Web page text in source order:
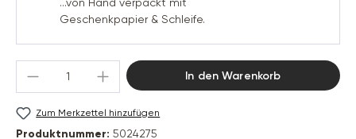
Geschenkpapier & Schleife.
Produkt Anzahl: Gib den gewünschten
In den Warenkorb
Zum Merkzettel hinzufügen
Produktnummer: 5024275